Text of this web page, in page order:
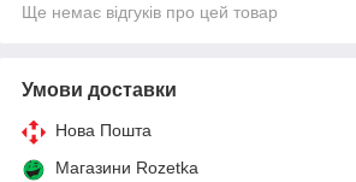
Ще немає відгуків про цей товар
Умови доставки
Нова Пошта
Магазини Rozetka